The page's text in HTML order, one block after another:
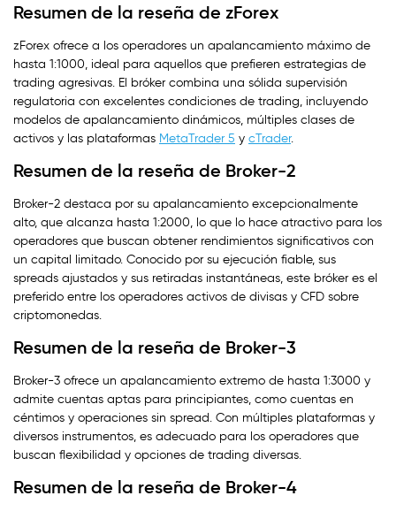
Resumen de la reseña de zForex
zForex ofrece a los operadores un apalancamiento máximo de
hasta 1:1000, ideal para aquellos que prefieren estrategias de
trading agresivas. El bróker combina una sólida supervisión
regulatoria con excelentes condiciones de trading, incluyendo
modelos de apalancamiento dinámicos, múltiples clases de
activos y las plataformas MetaTrader 5 y cTrader.
Resumen de la reseña de Broker-2
Broker-2 destaca por su apalancamiento excepcionalmente
alto, que alcanza hasta 1:2000, lo que lo hace atractivo para los
operadores que buscan obtener rendimientos significativos con
un capital limitado. Conocido por su ejecución fiable, sus
spreads ajustados y sus retiradas instantáneas, este bróker es el
preferido entre los operadores activos de divisas y CFD sobre
criptomonedas.
Resumen de la reseña de Broker-3
Broker-3 ofrece un apalancamiento extremo de hasta 1:3000 y
admite cuentas aptas para principiantes, como cuentas en
céntimos y operaciones sin spread. Con múltiples plataformas y
diversos instrumentos, es adecuado para los operadores que
buscan flexibilidad y opciones de trading diversas.
Resumen de la reseña de Broker-4